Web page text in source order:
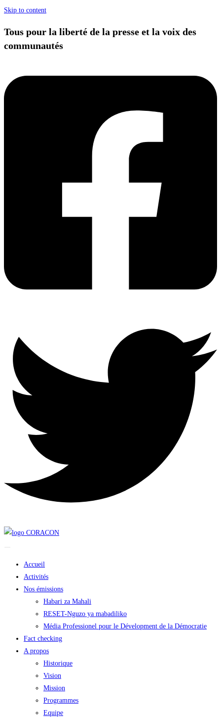
Skip to content
Tous pour la liberté de la presse et la voix des
communautés
Accueil
Activités
Nos émissions
Habari za Mahali
RESET-Nguzo ya mabadiliko
Média Professionel pour le Dévelopment de la Démocratie
Fact checking
A propos
Historique
Vision
Mission
Programmes
Equipe